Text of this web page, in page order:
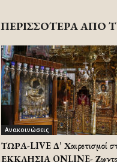
ΠΕΡΙΣΣΟΤΕΡΑ ΑΠΟ
Ανακοινώσεις
ΤΩΡΑ-LIVE Δ’ Χαιρετισμοί
ΕΚΚΛΗΣΙΑ ONLINE-